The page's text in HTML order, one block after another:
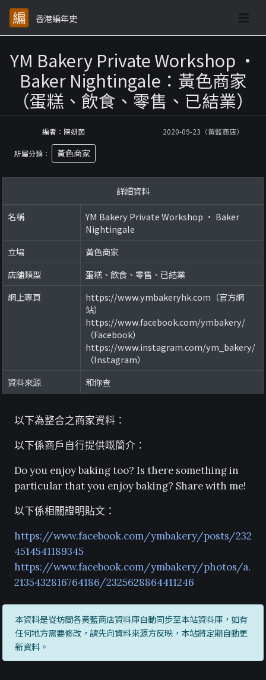
香港編年史
YM Bakery Private Workshop •
Baker Nightingale：黃色商家
（蛋糕、飲食、零售、已結業）
編者：陳妍茵 2020-09-23（黃藍商店）
所屬分類： 黃色商家
詳細資料
名稱
YM Bakery Private Workshop • Baker
Nightingale
立場
黃色商家
店舖類型
蛋糕、飲食、零售、已結業
網上專頁
https://www.ymbakeryhk.com（官方網
站）
https://www.facebook.com/ymbakery/
（Facebook）
https://www.instagram.com/ym_bakery/
（Instagram）
資料來源
和你查
以下為整合之商家資料：
以下係商戶自行提供嘅簡介：
Do you enjoy baking too? Is there something in
particular that you enjoy baking? Share with me!
以下係相關證明貼文：
https://www.facebook.com/ymbakery/posts/232
4514541189345
https://www.facebook.com/ymbakery/photos/a.
2135432816764186/2325628864411246
本資料是從坊間各黃藍商店資料庫自動同步至本站資料庫，如有
任何地方需要修改，請先向資料來源方反映，本站將定期自動更
新資料。